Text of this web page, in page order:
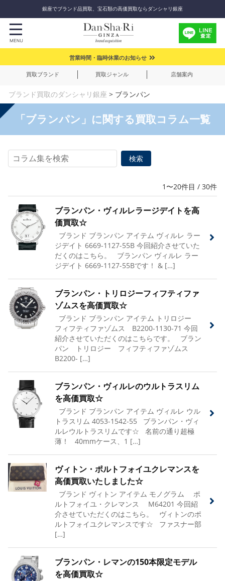
銀座でブランド品買取、宝石類の高価買取ならダンシャリ銀座
営業時間・臨時休業のお知らせ
買取ブランド 買取ジャンル 店舗案内
ブランド買取のダンシャリ銀座 > ブランパン
「ブランパン」に関する買取コラム一覧
1〜20件目 / 30件
ブランパン・ヴィルレラージデイトを高
価買取☆
ブランド ブランパン アイテム ヴィルレ ラー
ジデイト 6669-1127-55B 今回紹介させていた
だくのはこちら。 ブランパン ヴィルレ ラー
ジデイト 6669-1127-55Bです！ & […]
ブランパン・トリロジーフィフティファ
ゾムスを高価買取☆
ブランド ブランパン アイテム トリロジー
フィフティファゾムス B2200-1130-71 今回
紹介させていただくのはこちらです。 ブラン
パン トリロジー フィフティファゾムス
B2200- […]
ブランパン・ヴィルレのウルトラスリム
を高価買取☆
ブランド ブランパン アイテム ヴィルレ ウル
トラスリム 4053-1542-55 ブランパン・ヴィ
ルレウルトラスリムです☆ 名前の通り超極
薄！ 40mmケース、1 […]
ヴィトン・ポルトフォイユクレマンスを
高価買取いたしました☆
ブランド ヴィトン アイテム モノグラム ポ
ルトフォイユ・クレマンス M64201 今回紹
介させていただくのはこちら。 ヴィトンのポ
ルトフォイユクレマンスです☆ ファスナー部
[…]
ブランパン・レマンの150本限定モデル
を高価買取☆